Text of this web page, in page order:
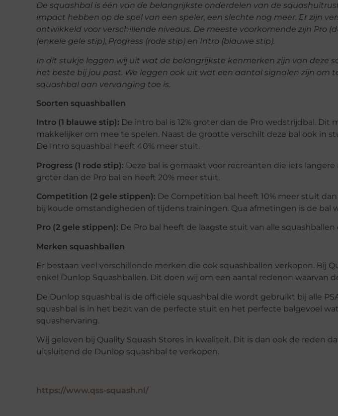
De squashbal is één van de belangrijkste onderdelen van de
impact hebben op de spel van een speler, een slechte nog meer. Er zijn
ontwikkeld voor verschillende niveaus. De meeste voorkomende zijn Pro
(enkele gele stip), Progress (rode stip) en Intro (blauwe stip).
In dit stukje leggen wij uit wat de belangrijkste kenmerken zijn van deze
het beste bij jou past. We leggen ook uit wat een aantal signalen zijn om
squashbal aan vervanging toe is.
Soorten squashballen
Intro (1 blauwe stip): De intro bal is 12% groter dan de Pro wedstrijdbal. Dit
makkelijker om mee te spelen. Naast de grootte verschilt deze bal ook in
De Intro squashbal heeft 40% meer stuit.
Progress (1 rode stip): Deze bal is gemaakt voor recreanten die iets langere
groter dan de Pro bal en heeft 20% meer stuit.
Competition (2 gele stippen): De Competition bal heeft 10% meer stuit
bij koude omstandigheden of tijdens trainingen. Qua afmetingen is de bal
Pro (2 gele stippen): De Pro bal heeft de laagste stuit van alle
Merken squashballen
Er bestaan veel verschillende merken die ook squashballen verkopen. Bij
enkel Dunlop Squashballen. Dit doen wij om een aantal redenen waarvan
De Dunlop squashbal is de officiële squashbal die wordt gebruikt bij alle
squashbal is in het bezit van de perfecte stuit en het perfecte balgevoel
squashervaring.
Wij geloven bij Quality Squash Stores in kwaliteit. Dit is dan ook de reden
uitsluitend de Dunlop squashbal te verkopen.
https://www.qss-squash.nl/